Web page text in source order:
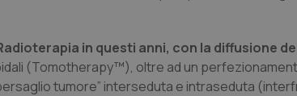
in questi anni, con la diffusione
(Tomotherapy™), oltre ad un
tumore” interseduta e intraseduta